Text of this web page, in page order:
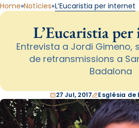
Home Notícies L’Eucaristia per internet
L’Eucaristia
Entrevista a Jordi Gimeno,
de retransmissions a
Badalona
27 Jul, 2017 Església de